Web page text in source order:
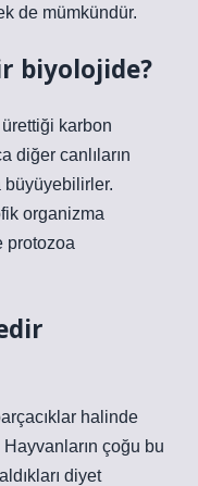
de mümkündür.
biyolojide?
karbon
diğer canlıların
organizma
protozoa
halinde
çoğu bu
diyet